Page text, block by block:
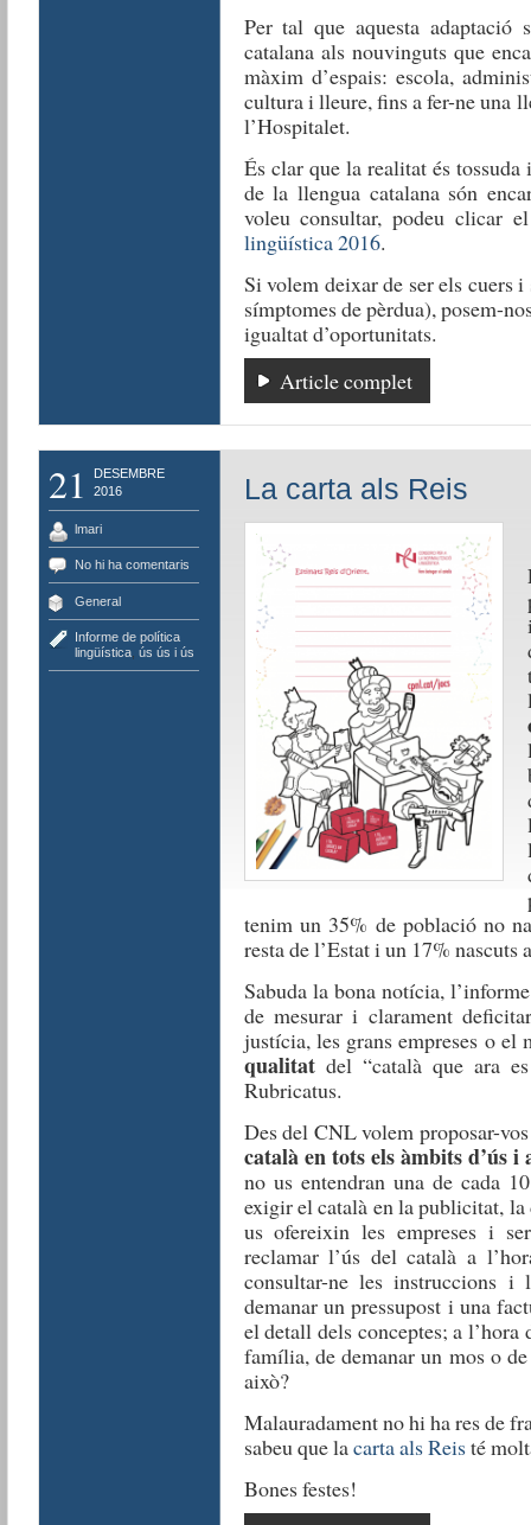
Per tal que aquesta adaptació
catalana als nouvinguts que
màxim d’espais: escola,
cultura i lleure, fins a fer-ne una
l’Hospitalet.
És clar que la realitat és
de la llengua catalana són
voleu consultar, podeu clicar
lingüística 2016.
Si volem deixar de ser els cuers
símptomes de pèrdua), posem-
igualtat d’oportunitats.
Article complet
21
DESEMBRE
2016
lmari
No hi ha comentaris
General
Informe de política
lingüística, ús ús i ús
La carta als Reis
tenim un 35% de població no
resta de l’Estat i un 17% nascuts
Sabuda la bona notícia,
de mesurar i clarament
justícia, les grans empreses o el
qualitatdel “català que ara
Rubricatus.
Des del CNL volem proposar-
català en tots els àmbits d’ús i
no us entendran una de cada
exigir el català en la publicitat,
us ofereixin les empreses i
reclamar l’ús del català a
consultar-ne les instruccions
demanar un pressupost i una
el detall dels conceptes; a
família, de demanar un mos o
això?
Malauradament no hi ha res de
sabeu que lacarta als Reisté
Bones festes!